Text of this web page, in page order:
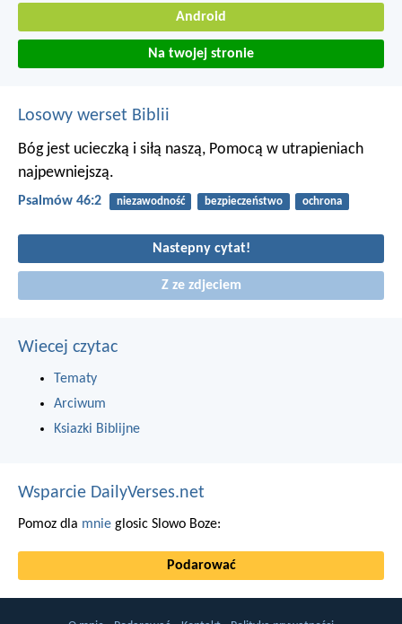
Android
Na twojej stronie
Losowy werset Biblii
Bóg jest ucieczką i siłą naszą, Pomocą w utrapieniach
najpewniejszą.
Psalmów 46:2 niezawodność bezpieczeństwo ochrona
Nastepny cytat!
Z ze zdjeciem
Wiecej czytac
Tematy
Arciwum
Ksiazki Biblijne
Wsparcie DailyVerses.net
Pomoz dla mnie glosic Slowo Boze:
Podarować